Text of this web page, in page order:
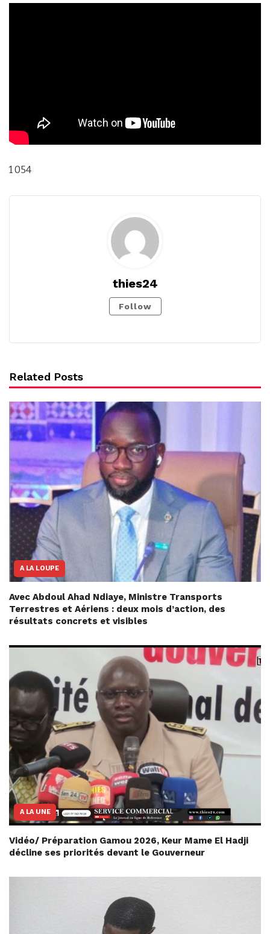
1 054
thies24
Follow
Related Posts
A LA LOUPE
Avec Abdoul Ahad Ndiaye, Ministre Transports
Terrestres et Aériens : deux mois d’action, des
résultats concrets et visibles
A LA UNE
Vidéo/ Préparation Gamou 2026, Keur Mame El Hadji
décline ses priorités devant le Gouverneur